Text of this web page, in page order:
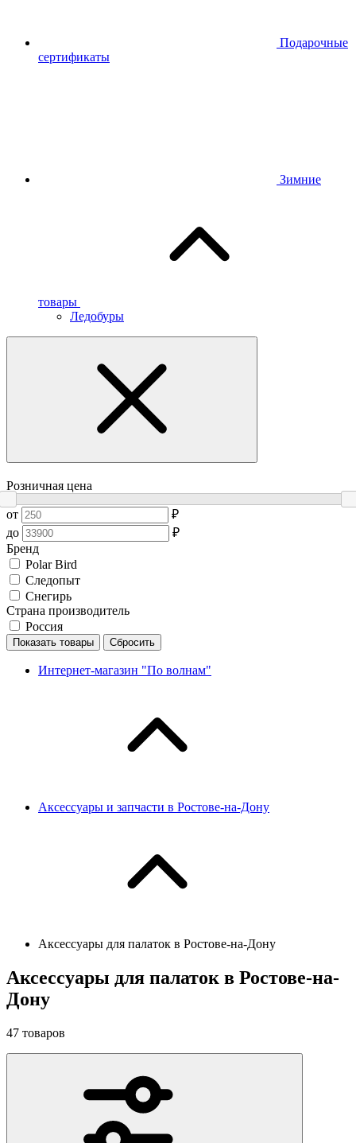
Подарочные
сертификаты
Зимние
товары
Ледобуры
Розничная цена
от
₽
до
₽
Бренд
Polar Bird
Следопыт
Снегирь
Страна производитель
Россия
Показать товары Сбросить
Интернет-магазин "По волнам"
Аксессуары и запчасти в Ростове-на-Дону
Аксессуары для палаток в Ростове-на-Дону
Аксессуары для палаток в Ростове-на-
Дону
47 товаров